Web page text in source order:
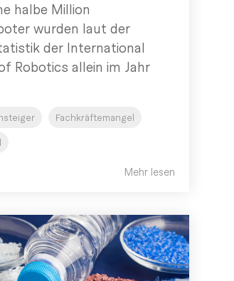
halbe Million
wurden laut der
der International
Robotics allein im Jahr
Fachkräftemangel
Mehr lesen